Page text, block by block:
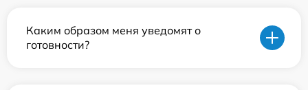
Каким образом меня уведомят о
готовности?